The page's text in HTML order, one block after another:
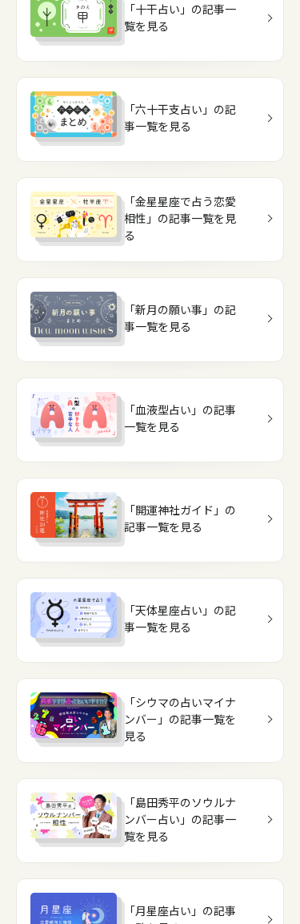
「十干占い」の記事一
覧を見る
「六十干支占い」の記
事一覧を見る
「金星星座で占う恋愛
相性」の記事一覧を見
る
「新月の願い事」の記
事一覧を見る
「血液型占い」の記事
一覧を見る
「開運神社ガイド」の
記事一覧を見る
「天体星座占い」の記
事一覧を見る
「シウマの占いマイナ
ンバー」の記事一覧を
見る
「島田秀平のソウルナ
ンバー占い」の記事一
覧を見る
「月星座占い」の記事